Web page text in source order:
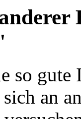
so gute
an